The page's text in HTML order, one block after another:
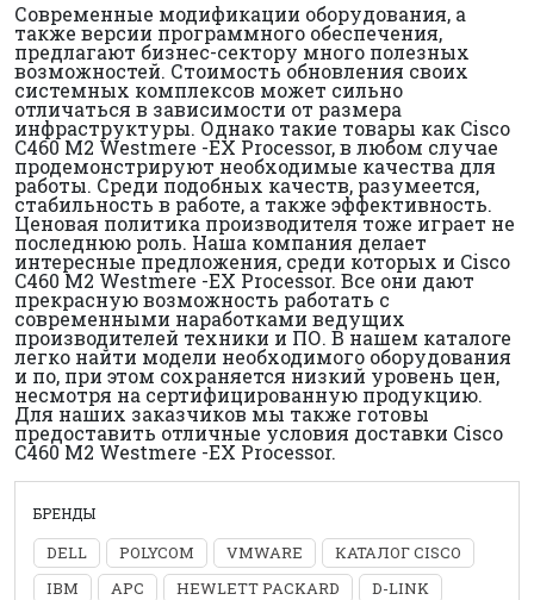
Современные модификации оборудования, а
также версии программного обеспечения,
предлагают бизнес-сектору много полезных
возможностей. Стоимость обновления своих
системных комплексов может сильно
отличаться в зависимости от размера
инфраструктуры. Однако такие товары как Cisco
C460 M2 Westmere -EX Processor, в любом случае
продемонстрируют необходимые качества для
работы. Среди подобных качеств, разумеется,
стабильность в работе, а также эффективность.
Ценовая политика производителя тоже играет не
последнюю роль. Наша компания делает
интересные предложения, среди которых и Cisco
C460 M2 Westmere -EX Processor. Все они дают
прекрасную возможность работать с
современными наработками ведущих
производителей техники и ПО. В нашем каталоге
легко найти модели необходимого оборудования
и по, при этом сохраняется низкий уровень цен,
несмотря на сертифицированную продукцию.
Для наших заказчиков мы также готовы
предоставить отличные условия доставки Cisco
C460 M2 Westmere -EX Processor.
БРЕНДЫ
DELL POLYCOM VMWARE
КАТАЛОГ CISCO
IBM
APC HEWLETT PACKARD
D-LINK